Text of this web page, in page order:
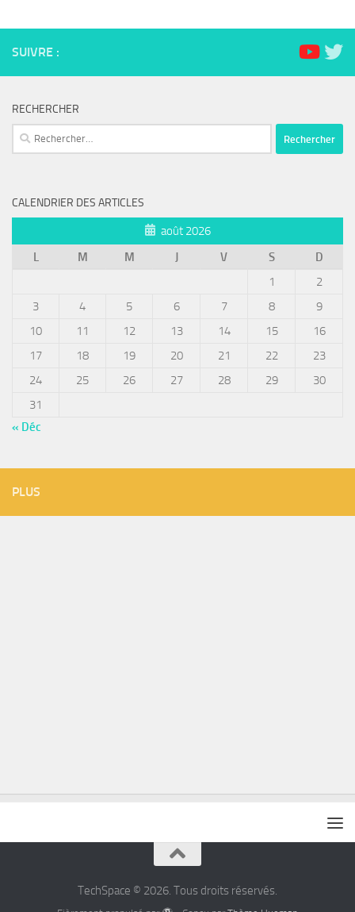
SUIVRE :
RECHERCHER
Rechercher :
CALENDRIER DES ARTICLES
août 2026
L
M M J V S
D
1
2
3
4 5 6 7 8
9
10
11 12 13 14 15
16
17
18 19 20 21 22
23
24
25 26 27 28 29
30
31
« Déc
PLUS
TechSpace © 2026. Tous droits réservés.